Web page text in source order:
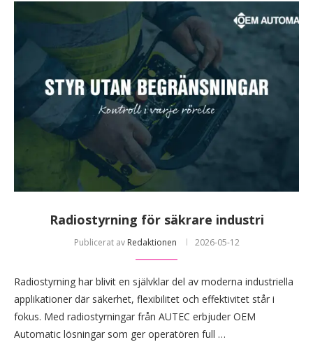
Radiostyrning för säkrare industri
Publicerat av Redaktionen 2026-05-12
Radiostyrning har blivit en självklar del av moderna industriella
applikationer där säkerhet, flexibilitet och effektivitet står i
fokus. Med radiostyrningar från AUTEC erbjuder OEM
Automatic lösningar som ger operatören full …